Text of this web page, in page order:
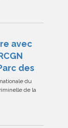
avec
des
du
de la